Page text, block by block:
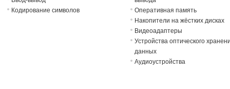
Кодирование символов
Оперативная память
Накопители на жёстких дисках
Видеоадаптеры
Устройства оптического
данных
Аудиоустройства